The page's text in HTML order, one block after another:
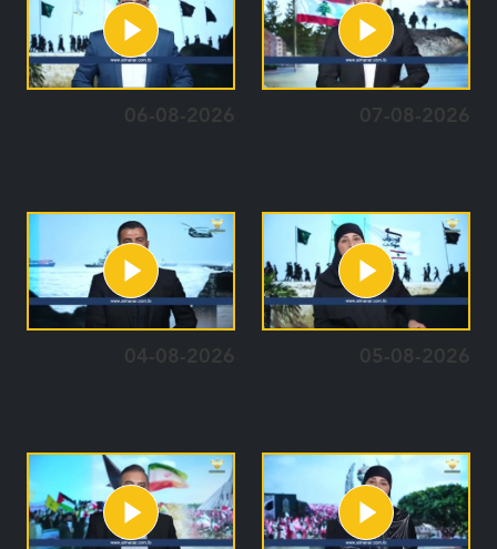
07-08-2026
06-08-2026
05-08-2026
04-08-2026